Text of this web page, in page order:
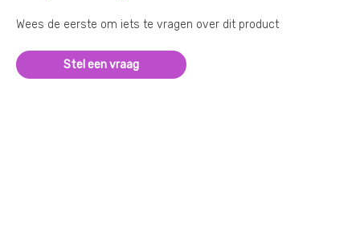
Wees de eerste om iets te vragen over dit product
Stel een vraag